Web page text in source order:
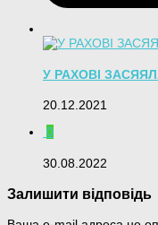
У РАХОВІ
20.12.2021
0
30.08.2022
Залишити відповідь